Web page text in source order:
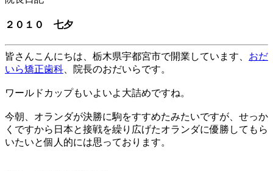
２０１０ 七夕
皆さんこんにちは、 栃木県宇都宮市で開業しています、 おだ
いら矯正歯科、院長のおだいらです。
ワールドカップもいよいよ大詰めですね。
今朝、オランダが決勝に駒をすすめたみたいですが、せっか
くですから日本と接戦を繰り広げたオランダに優勝してもら
いたいと個人的には思っております。